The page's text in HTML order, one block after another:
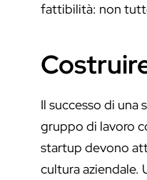
fattibilità: non
Il successo di
gruppo di lavoro
startup devono
cultura aziendale.